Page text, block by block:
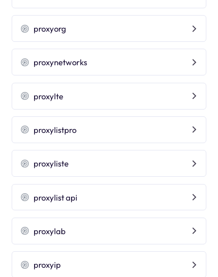
proxyorg
proxynetworks
proxylte
proxylistpro
proxyliste
proxylist api
proxylab
proxyip